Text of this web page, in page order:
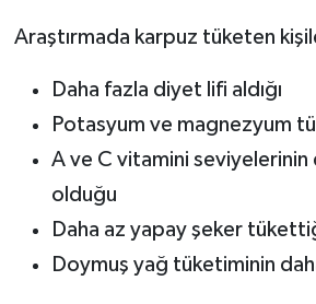
Araştırmada karpuz tüketen
Daha fazla diyet lifi aldığı
Potasyum ve magnezyum
A ve C vitamini seviyelerinin
olduğu
Daha az yapay şeker
Doymuş yağ tüketiminin